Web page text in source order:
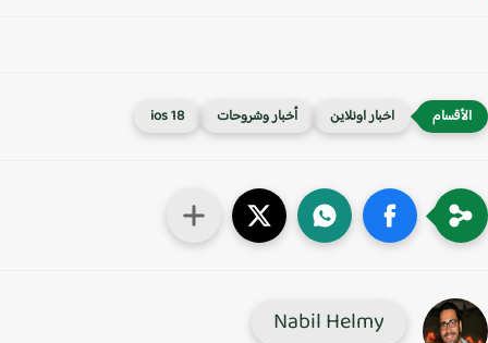
اخبار اونلاين أخبار وشروحات ios 18
Nabil Helmy